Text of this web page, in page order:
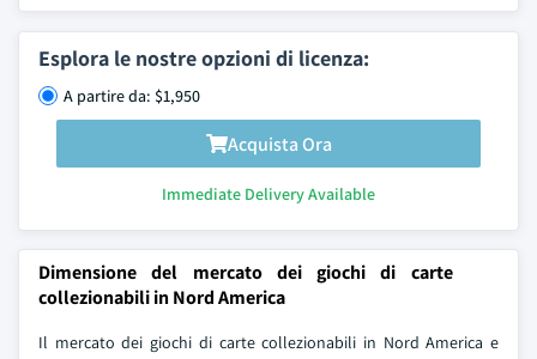
Esplora le nostre opzioni di licenza:
A partire da: $1,950
Acquista Ora
Immediate Delivery Available
Dimensione del mercato dei giochi di carte
collezionabili in Nord America
Il mercato dei giochi di carte collezionabili in Nord America e